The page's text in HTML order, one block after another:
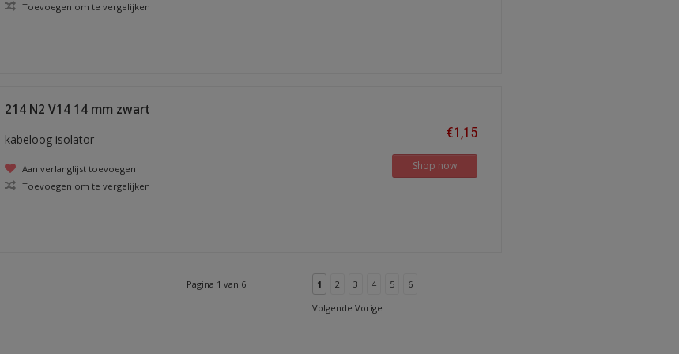
Toevoegen om te vergelijken
214 N2 V14 14 mm zwart
kabeloog isolator
Aan verlanglijst toevoegen
Toevoegen om te vergelijken
€1,15
Shop now
Pagina 1 van 6 1 2 3 4 5
6
Volgende Vorige